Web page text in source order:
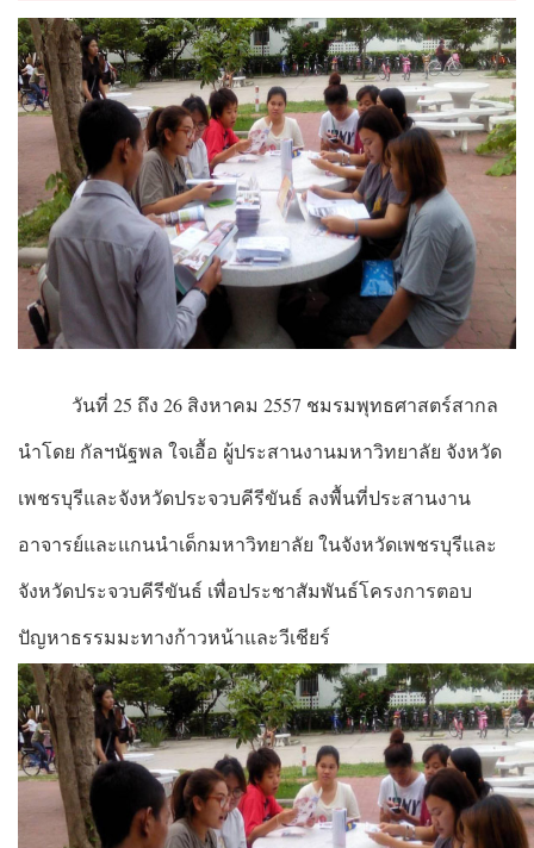
วันที่ 25 ถึง 26 สิงหาคม 2557 ชมรมพุทธศาสตร์สากล
นำโดย กัลฯนัฐพล ใจเอื้อ ผู้ประสานงานมหาวิทยาลัย จังหวัด
เพชรบุรีและจังหวัดประจวบคีรีขันธ์ ลงพื้นที่ประสานงาน
อาจารย์และแกนนำเด็กมหาวิทยาลัย ในจังหวัดเพชรบุรีและ
จังหวัดประจวบคีรีขันธ์ เพื่อประชาสัมพันธ์โครงการตอบ
ปัญหาธรรมมะทางก้าวหน้าและวีเชียร์